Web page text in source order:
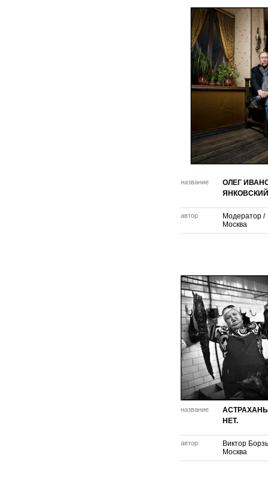
название
ОЛЕГ
ЯНКОВСКИЙ
автор Модератор /
Москва
название
НЕТ.
автор
Виктор
Москва